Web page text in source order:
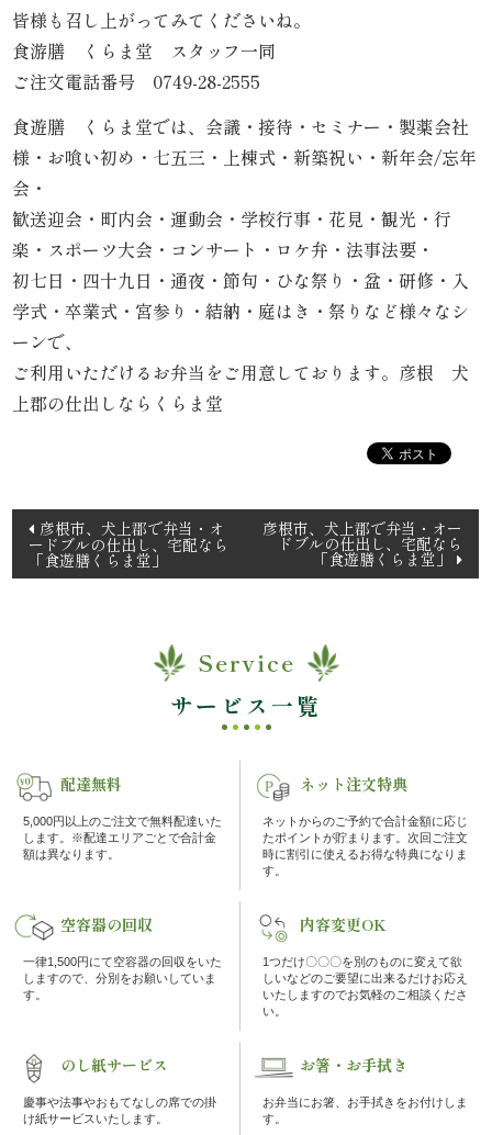
折
詰
弁
当
会
席
料
理
ド
ブ
ま
堂
の
だ
わ
注
皆様も召し上がってみてくださいね。
食游膳 くらま堂 スタッフ一同
ご注文電話番号 0749-28-2555
食遊膳 くらま堂では、会議・接待・セミナー・製薬会社
様・お喰い初め・七五三・上棟式・新築祝い・新年会/忘年
会・
歓送迎会・町内会・運動会・学校行事・花見・観光・行
楽・スポーツ大会・コンサート・ロケ弁・法事法要・
初七日・四十九日・通夜・節句・ひな祭り・盆・研修・入
学式・卒業式・宮参り・結納・庭はき・祭りなど様々なシ
ーンで、
ご利用いただけるお弁当をご用意しております。彦根 犬
上郡の仕出しならくらま堂
投
稿
ナ
ン
彦根市、犬上郡で弁当・オ
ードブルの仕出し、宅配なら
「食遊膳くらま堂」
彦根市、犬上郡で弁当・オー
ドブルの仕出し、宅配なら
「食遊膳くらま堂」
Service
サービス一覧
配達無料
5,000円以上のご注文で無料配達いた
します。※配達エリアごとで合計金
額は異なります。
ネット注文特典
ネットからのご予約で合計金額に応じ
たポイントが貯まります。次回ご注文
時に割引に使えるお得な特典になりま
す。
空容器の回収
一律1,500円にて空容器の回収をいた
しますので、分別をお願いしていま
す。
内容変更OK
1つだけ〇〇〇を別のものに変えて欲
しいなどのご要望に出来るだけお応え
いたしますのでお気軽のご相談くださ
い。
のし紙サービス
慶事や法事やおもてなしの席での掛
け紙サービスいたします。
お箸・お手拭き
お弁当にお箸、お手拭きをお付けしま
す。